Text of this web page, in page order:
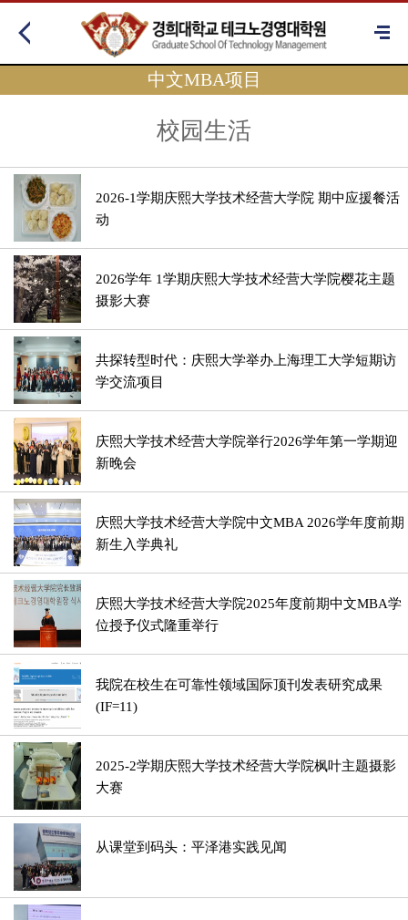
中文MBA项目
校园生活
2026-1学期庆熙大学技术经营大学院 期中应援餐活
动
2026学年 1学期庆熙大学技术经营大学院樱花主题
摄影大赛
共探转型时代：庆熙大学举办上海理工大学短期访
学交流项目
庆熙大学技术经营大学院举行2026学年第一学期迎
新晚会
庆熙大学技术经营大学院中文MBA 2026学年度前期
新生入学典礼
庆熙大学技术经营大学院2025年度前期中文MBA学
位授予仪式隆重举行
我院在校生在可靠性领域国际顶刊发表研究成果
(IF=11)
2025-2学期庆熙大学技术经营大学院枫叶主题摄影
大赛
从课堂到码头：平泽港实践见闻